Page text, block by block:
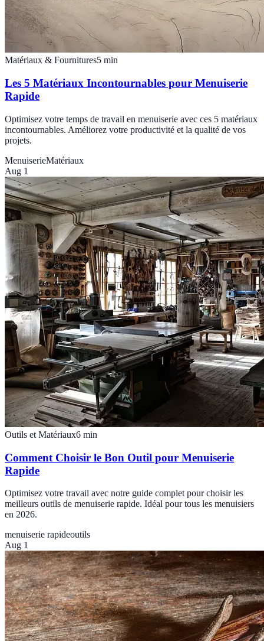
Matériaux & Fournitures5 min
Les 5 Matériaux Incontournables pour Menuiserie
Rapide
Optimisez votre temps de travail en menuiserie avec ces 5 matériaux
incontournables. Améliorez votre productivité et la qualité de vos
projets.
MenuiserieMatériaux
Aug 1
Outils et Matériaux6 min
Comment Choisir le Bon Outil pour Menuiserie
Rapide
Optimisez votre travail avec notre guide complet pour choisir les
meilleurs outils de menuiserie rapide. Idéal pour tous les menuisiers
en 2026.
menuiserie rapideoutils
Aug 1